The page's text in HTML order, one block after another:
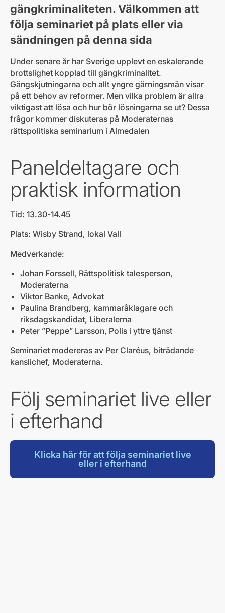
gängkriminaliteten. Välkommen att
följa seminariet på plats eller via
sändningen på denna sida
Under senare år har Sverige upplevt en eskalerande
brottslighet kopplad till gängkriminalitet.
Gängskjutningarna och allt yngre gärningsmän visar
på ett behov av reformer. Men vilka problem är allra
viktigast att lösa och hur bör lösningarna se ut? Dessa
frågor kommer diskuteras på Moderaternas
rättspolitiska seminarium i Almedalen
Paneldeltagare och
praktisk information
Tid: 13.30-14.45
Plats: Wisby Strand, lokal Vall
Medverkande:
Johan Forssell, Rättspolitisk talesperson,
Moderaterna
Viktor Banke, Advokat
Paulina Brandberg, kammaråklagare och
riksdagskandidat, Liberalerna
Peter ”Peppe” Larsson, Polis i yttre tjänst
Seminariet modereras av Per Claréus, biträdande
kanslichef, Moderaterna.
Följ seminariet live eller
i efterhand
Klicka här för att följa seminariet live
eller i efterhand